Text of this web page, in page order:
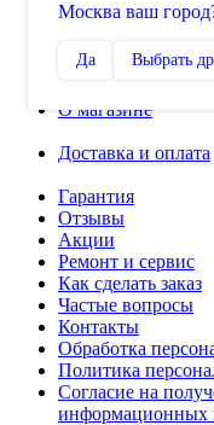
Москва ваш
Да Выбрать
0
Избранное
О магазине
Доставка и оплата
Гарантия
Отзывы
Акции
Ремонт и сервис
Как сделать заказ
Частые вопросы
Контакты
Обработка
Политика
Согласие на
информационных